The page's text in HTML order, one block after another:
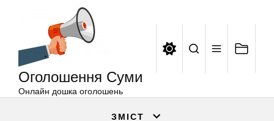
Оголошення Суми
Онлайн дошка оголошень
ЗМІСТ